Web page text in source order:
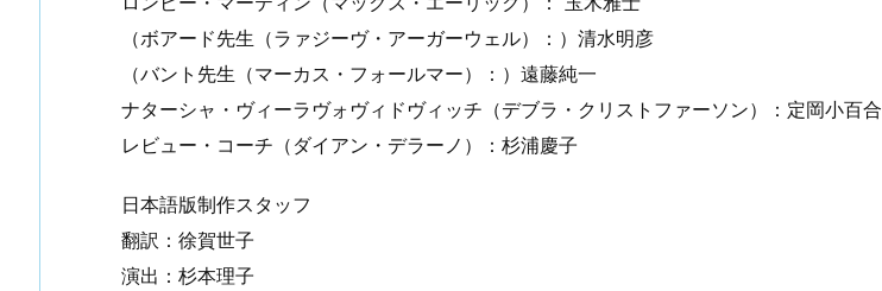
（ボアード先生（ラァジーヴ・アーガーウェル）：）清水明彦
（バント先生（マーカス・フォールマー）：）遠藤純一
ナターシャ・ヴィーラヴォヴィドヴィッチ（デブラ・クリストファーソン）：定岡小百合
レビュー・コーチ（ダイアン・デラーノ）：杉浦慶子
日本語版制作スタッフ
翻訳：徐賀世子
演出：杉本理子